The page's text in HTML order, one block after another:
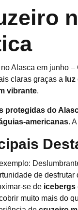
Alasca em junho
claras graças a
vibrante.
protegidas do
americanas.
de desfrutar
se de icebergs
muito mais do